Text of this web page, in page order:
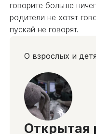
говорите больше
родители не хотят
пускай не говорят.
Открытая
О взрослых и